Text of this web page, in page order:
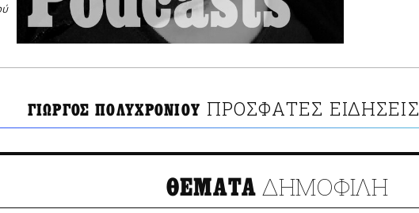
ΓΙΩΡΓΟΣ ΠΟΛΥΧΡΟΝΙΟΥ ΠΡΟΣΦΑΤΕΣ ΕΙΔΗΣΕΙΣ
ΘΕΜΑΤΑ ΔΗΜΟΦΙΛΗ